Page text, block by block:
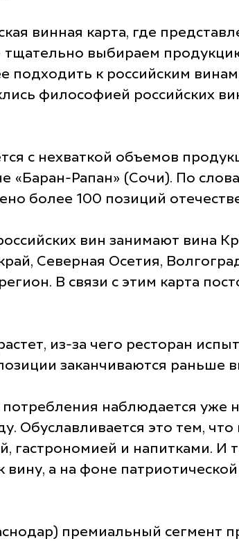
винная карта, где
выбираем
подходить к российским
философией российских
с нехваткой объемов
«Баран-Рапан» (Сочи). По
более 100 позиций
вин занимают вина
Северная Осетия,
В связи с этим карта
из-за чего ресторан
заканчиваются раньше
наблюдается уже
Обуславливается это тем,
гастрономией и напитками.
вину, а на фоне
премиальный сегмент